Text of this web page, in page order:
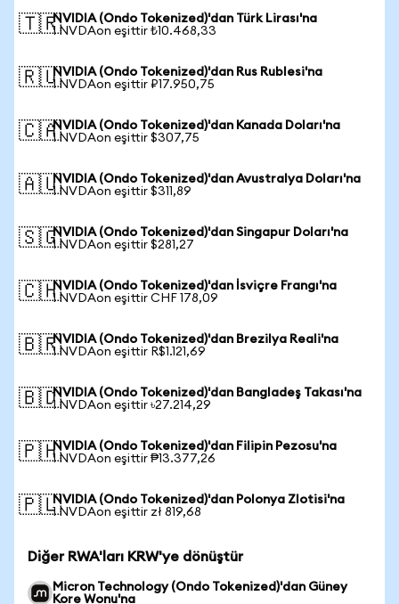
🇹🇷NVIDIA (Ondo Tokenized)'dan Türk Lirası'na
1 NVDAon eşittir ₺10.468,33
🇷🇺NVIDIA (Ondo Tokenized)'dan Rus Rublesi'na
1 NVDAon eşittir ₽17.950,75
🇨🇦NVIDIA (Ondo Tokenized)'dan Kanada Doları'na
1 NVDAon eşittir $307,75
🇦🇺NVIDIA (Ondo Tokenized)'dan Avustralya Doları'na
1 NVDAon eşittir $311,89
🇸🇬NVIDIA (Ondo Tokenized)'dan Singapur Doları'na
1 NVDAon eşittir $281,27
🇨🇭NVIDIA (Ondo Tokenized)'dan İsviçre Frangı'na
1 NVDAon eşittir CHF 178,09
🇧🇷NVIDIA (Ondo Tokenized)'dan Brezilya Reali'na
1 NVDAon eşittir R$1.121,69
🇧🇩NVIDIA (Ondo Tokenized)'dan Bangladeş Takası'na
1 NVDAon eşittir ৳27.214,29
🇵🇭NVIDIA (Ondo Tokenized)'dan Filipin Pezosu'na
1 NVDAon eşittir ₱13.377,26
🇵🇱NVIDIA (Ondo Tokenized)'dan Polonya Zlotisi'na
1 NVDAon eşittir zł 819,68
Diğer RWA'ları KRW'ye dönüştür
Micron Technology (Ondo Tokenized)'dan Güney
Kore Wonu'na